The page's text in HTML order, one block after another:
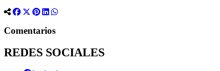
Comentarios
REDES SOCIALES